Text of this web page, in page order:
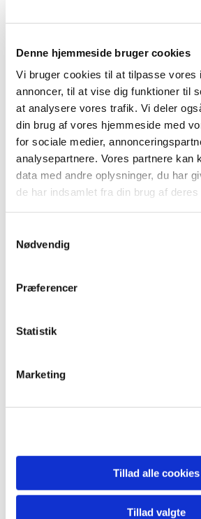
Denne hjemmeside bruger cookies
Vi bruger cookies til at tilpasse vores
annoncer, til at vise dig funktioner til
at analysere vores trafik. Vi deler
din brug af vores hjemmeside med
for sociale medier,
analysepartnere. Vores partnere kan
data med andre oplysninger, du har
de har indsamlet fra din brug af deres
Nødvendig
Præferencer
Statistik
Marketing
Tillad alle cookies
Tillad valgte
Du vil måske også